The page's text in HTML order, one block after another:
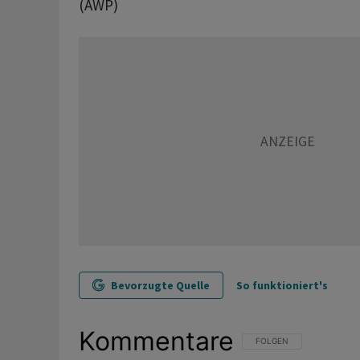
(AWP)
Bevorzugte Quelle So funktioniert's
Kommentare FOLGE DIESER
FOLGEN